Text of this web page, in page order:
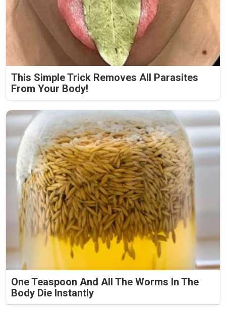
This Simple Trick Removes All Parasites
From Your Body!
One Teaspoon And All The Worms In The
Body Die Instantly